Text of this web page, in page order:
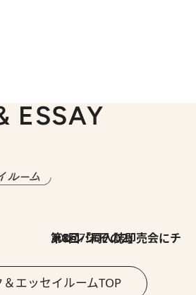
ESSAY
2026.7.30
第8回「同人誌即売会にチャレンジ その2」
エッセイルームTOP